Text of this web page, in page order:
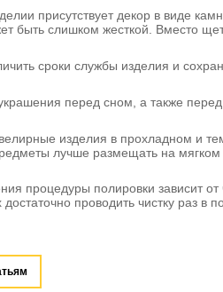
присутствует декор в виде
быть слишком жесткой. Вместо
сроки службы изделия и
перед сном, а также
изделия в прохладном и
лучше размещать на мягком
процедуры полировки зависит
проводить чистку раз в